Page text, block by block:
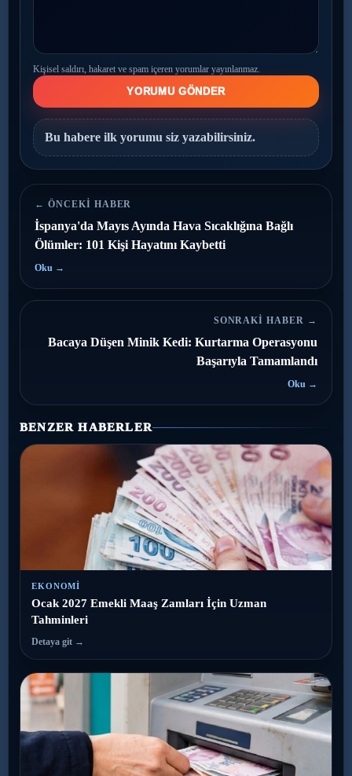
Kişisel saldırı, hakaret ve spam içeren yorumlar yayınlanmaz.
YORUMU GÖNDER
Bu habere ilk yorumu siz yazabilirsiniz.
← ÖNCEKI HABER
İspanya'da Mayıs Ayında Hava Sıcaklığına Bağlı
Ölümler: 101 Kişi Hayatını Kaybetti
Oku →
SONRAKI HABER →
Bacaya Düşen Minik Kedi: Kurtarma Operasyonu
Başarıyla Tamamlandı
Oku →
BENZER HABERLER
EKONOMI
Ocak 2027 Emekli Maaş Zamları İçin Uzman
Tahminleri
Detaya git →